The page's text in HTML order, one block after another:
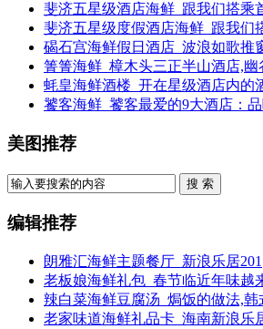
斐济五星级酒店海鲜_跟我们搭乘
斐济五星级度假酒店海鲜_跟我们
碣石宫海鲜假日酒店_波浪如歌推
箐箐海鲜_樟木头三正半山酒店,幽
蚝皇海鲜酒楼_开在星级酒店内的
饕客海鲜_饕客最爱的9大酒店：
美图推荐
搜 索
编辑推荐
朗雅汇海鲜主题餐厅_新浪乐居201
老板娘海鲜礼包_春节临近年味越
辣白菜海鲜豆腐汤_焗饭的做法,韩
老家味道海鲜礼品卡_海南新浪乐